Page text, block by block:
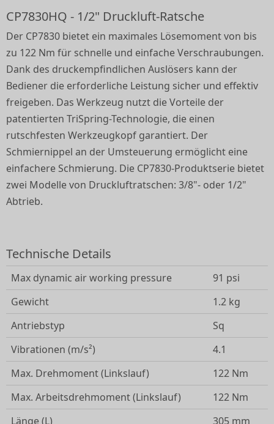
CP7830HQ - 1/2" Druckluft-Ratsche
Der CP7830 bietet ein maximales Lösemoment von bis
zu 122 Nm für schnelle und einfache Verschraubungen.
Dank des druckempfindlichen Auslösers kann der
Bediener die erforderliche Leistung sicher und effektiv
freigeben. Das Werkzeug nutzt die Vorteile der
patentierten TriSpring-Technologie, die einen
rutschfesten Werkzeugkopf garantiert. Der
Schmiernippel an der Umsteuerung ermöglicht eine
einfachere Schmierung. Die CP7830-Produktserie bietet
zwei Modelle von Druckluftratschen: 3/8"- oder 1/2"
Abtrieb.
Technische Details
Max dynamic air working pressure
91 psi
Gewicht
1.2 kg
Antriebstyp
Sq
Vibrationen (m/s²)
4.1
Max. Drehmoment (Linkslauf)
122 Nm
Max. Arbeitsdrehmoment (Linkslauf)
122 Nm
Länge (L)
305 mm